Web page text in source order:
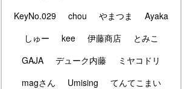
KeyNo.029
chou やまつま
Ayaka
しゅー
kee 伊藤商店
とみこ
GAJA
デューク内藤
ミヤコドリ
magさん
Umising てんてこまい